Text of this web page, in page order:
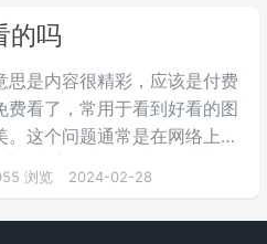
的吗
思是内容很精彩，应该是付费
费看了，常用于看到好看的图
这个问题通常是在网络上用
" 内容的事物，出自微博热
美图的赞美，“免费看”源于
，因此本句也有一种“太太
浏览 2024-02-28